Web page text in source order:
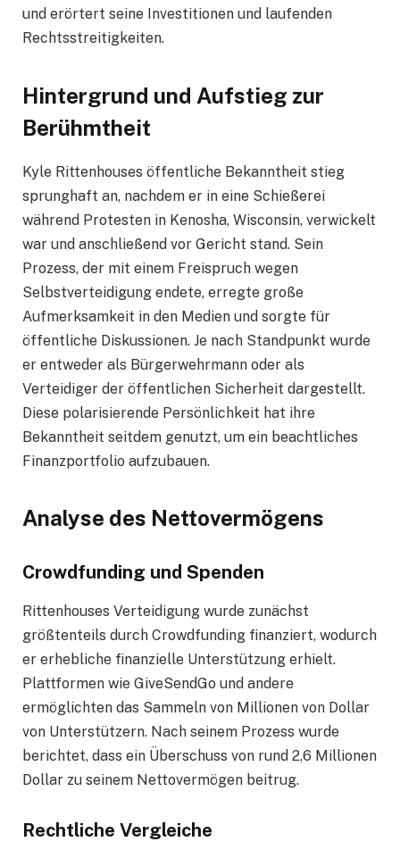
und erörtert seine Investitionen und laufenden
Rechtsstreitigkeiten.
Hintergrund und Aufstieg zur
Berühmtheit
Kyle Rittenhouses öffentliche Bekanntheit stieg
sprunghaft an, nachdem er in eine Schießerei
während Protesten in Kenosha, Wisconsin, verwickelt
war und anschließend vor Gericht stand. Sein
Prozess, der mit einem Freispruch wegen
Selbstverteidigung endete, erregte große
Aufmerksamkeit in den Medien und sorgte für
öffentliche Diskussionen. Je nach Standpunkt wurde
er entweder als Bürgerwehrmann oder als
Verteidiger der öffentlichen Sicherheit dargestellt.
Diese polarisierende Persönlichkeit hat ihre
Bekanntheit seitdem genutzt, um ein beachtliches
Finanzportfolio aufzubauen.
Analyse des Nettovermögens
Crowdfunding und Spenden
Rittenhouses Verteidigung wurde zunächst
größtenteils durch Crowdfunding finanziert, wodurch
er erhebliche finanzielle Unterstützung erhielt.
Plattformen wie GiveSendGo und andere
ermöglichten das Sammeln von Millionen von Dollar
von Unterstützern. Nach seinem Prozess wurde
berichtet, dass ein Überschuss von rund 2,6 Millionen
Dollar zu seinem Nettovermögen beitrug.
Rechtliche Vergleiche